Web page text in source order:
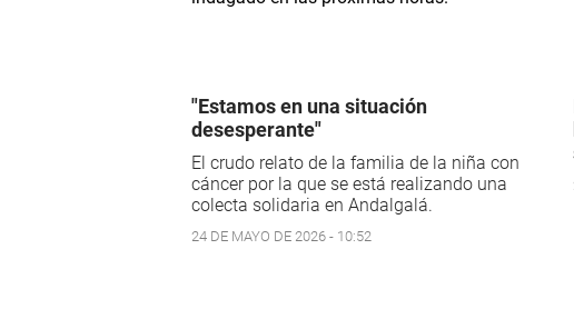
"Estamos en una situación
desesperante"
El crudo relato de la familia de la niña con
cáncer por la que se está realizando una
colecta solidaria en Andalgalá.
24 DE MAYO DE 2026 - 10:52